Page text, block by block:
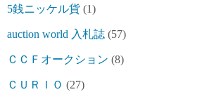
5銭ニッケル貨 (1)
auction world 入札誌 (57)
ＣＣＦオークション (8)
ＣＵＲＩＯ (27)